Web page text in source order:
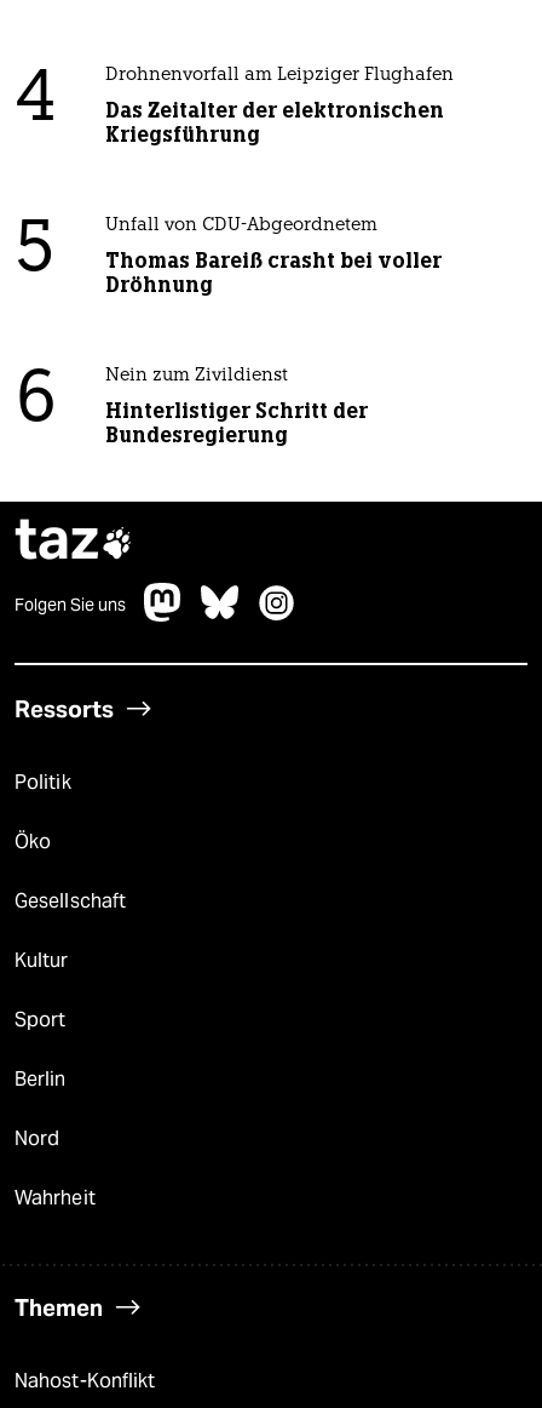
4 Drohnenvorfall am Leipziger Flughafen
Das Zeitalter der elektronischen
Kriegsführung
5 Unfall von CDU-Abgeordnetem
Thomas Bareiß crasht bei voller
Dröhnung
6 Nein zum Zivildienst
Hinterlistiger Schritt der
Bundesregierung
taz
Folgen Sie uns
Ressorts
Politik
Öko
Gesellschaft
Kultur
Sport
Berlin
Nord
Wahrheit
Themen
Nahost-Konflikt